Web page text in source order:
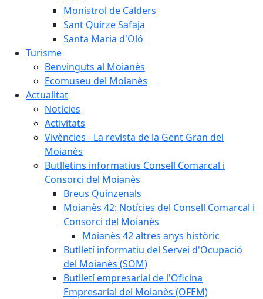
Monistrol de Calders
Sant Quirze Safaja
Santa Maria d'Oló
Turisme
Benvinguts al Moianès
Ecomuseu del Moianès
Actualitat
Notícies
Activitats
Vivències - La revista de la Gent Gran del
Moianès
Butlletins informatius Consell Comarcal i
Consorci del Moianès
Breus Quinzenals
Moianès 42: Notícies del Consell Comarcal i
Consorci del Moianès
Moianès 42 altres anys històric
Butlletí informatiu del Servei d'Ocupació
del Moianès (SOM)
Butlletí empresarial de l'Oficina
Empresarial del Moianès (OFEM)